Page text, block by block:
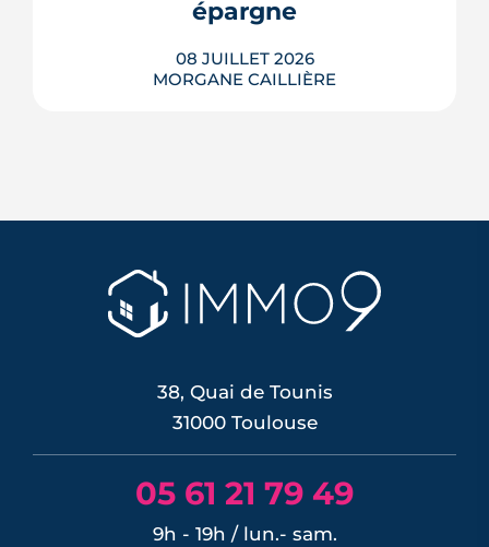
LIRE L'ARTICLE
épargne
08 JUILLET 2026
MORGANE CAILLIÈRE
choc énergétique. L'effet sur les crédits
immobiliers reste limité à court terme,
les banques ayant anticipé la décision,
mais une ...
38, Quai de Tounis
31000 Toulouse
05 61 21 79 49
9h - 19h / lun.- sam.